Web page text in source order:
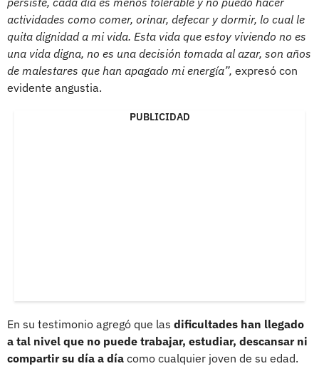
actividades como comer, orinar, defecar y dormir, lo cual le
quita dignidad a mi vida. Esta vida que estoy viviendo no es
una vida digna, no es una decisión tomada al azar, son años
de malestares que han apagado mi energía”, expresó con
evidente angustia.
PUBLICIDAD
En su testimonio agregó que las dificultades han llegado
a tal nivel que no puede trabajar, estudiar, descansar ni
compartir su día a día como cualquier joven de su edad.